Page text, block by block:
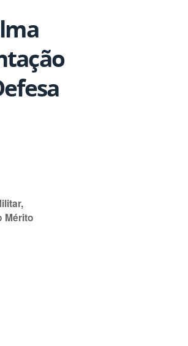
Mérito